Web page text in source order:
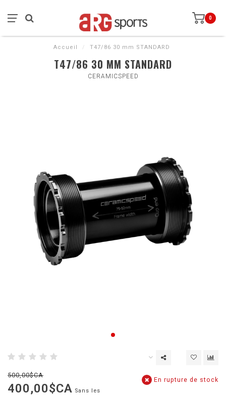
0
Accueil / T47/86 30 mm STANDARD
T47/86 30 MM STANDARD
CERAMICSPEED
500,00$CA
400,00$CA Sans les
En rupture de stock